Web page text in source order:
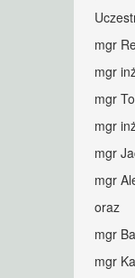
mgr
mgr
mgr
mgr
mgr
mgr
oraz
mgr
mgr